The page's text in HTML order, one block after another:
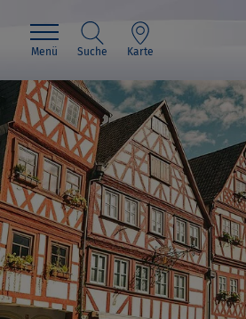
Menü Suche Karte